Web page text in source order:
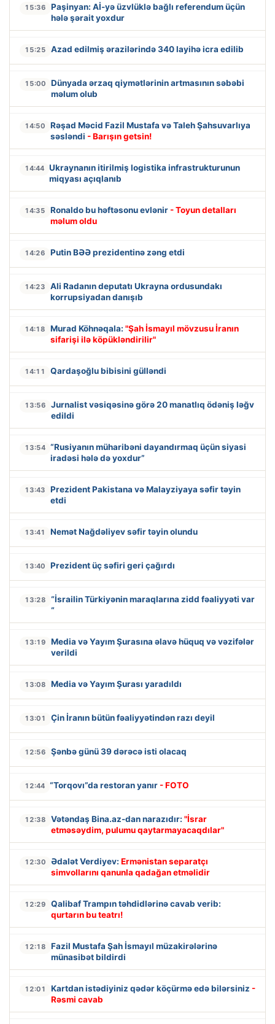
15:36
Paşinyan: Aİ-yə üzvlüklə bağlı referendum üçün
hələ şərait yoxdur
15:25 Azad edilmiş ərazilərində 340 layihə icra edilib
15:00
Dünyada ərzaq qiymətlərinin artmasının səbəbi
məlum olub
14:50
Rəşad Məcid Fazil Mustafa və Taleh Şahsuvarlıya
səsləndi - Barışın getsin!
14:44 Ukraynanın itirilmiş logistika infrastrukturunun
miqyası açıqlanıb
14:35 Ronaldo bu həftəsonu evlənir - Toyun detalları
məlum oldu
14:26 Putin BƏƏ prezidentinə zəng etdi
14:23
Ali Radanın deputatı Ukrayna ordusundakı
korrupsiyadan danışıb
14:18 Murad Köhnəqala: "Şah İsmayıl mövzusu İranın
sifarişi ilə köpükləndirilir"
14:11 Qardaşoğlu bibisini gülləndi
13:56
Jurnalist vəsiqəsinə görə 20 manatlıq ödəniş ləğv
edildi
13:54 “Rusiyanın müharibəni dayandırmaq üçün siyasi
iradəsi hələ də yoxdur”
13:43
Prezident Pakistana və Malayziyaya səfir təyin
etdi
13:41 Nemət Nağdəliyev səfir təyin olundu
13:40 Prezident üç səfiri geri çağırdı
13:28
“İsrailin Türkiyənin maraqlarına zidd fəaliyyəti var
“
13:19
Media və Yayım Şurasına əlavə hüquq və vəzifələr
verildi
13:08 Media və Yayım Şurası yaradıldı
13:01 Çin İranın bütün fəaliyyətindən razı deyil
12:56 Şənbə günü 39 dərəcə isti olacaq
12:44 “Torqovı”da restoran yanır - FOTO
12:38 Vətəndaş Bina.az-dan narazıdır: "İsrar
etməsəydim, pulumu qaytarmayacaqdılar"
12:30 Ədalət Verdiyev: Ermənistan separatçı
simvollarını qanunla qadağan etməlidir
12:29
Qalibaf Trampın təhdidlərinə cavab verib:
qurtarın bu teatrı!
12:18
Fazil Mustafa Şah İsmayıl müzakirələrinə
münasibət bildirdi
12:01 Kartdan istədiyiniz qədər köçürmə edə bilərsiniz -
Rəsmi cavab